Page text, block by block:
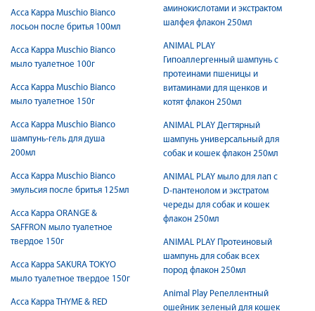
Acca Kappa Muschio Bianco
лосьон после бритья 100мл
Acca Kappa Muschio Bianco
мыло туалетное 100г
Acca Kappa Muschio Bianco
мыло туалетное 150г
Acca Kappa Muschio Bianco
шампунь-гель для душа
200мл
Acca Kappa Muschio Bianco
эмульсия после бритья 125мл
Acca Kappa ORANGE &
SAFFRON мыло туалетное
твердое 150г
Acca Kappa SAKURA TOKYO
мыло туалетное твердое 150г
Acca Kappa THYME & RED
аминокислотами и экстрактом
шалфея флакон 250мл
ANIMAL PLAY
Гипоаллергенный шампунь с
протеинами пшеницы и
витаминами для щенков и
котят флакон 250мл
ANIMAL PLAY Дегтярный
шампунь универсальный для
собак и кошек флакон 250мл
ANIMAL PLAY мыло для лап с
D-пантенолом и экстратом
череды для собак и кошек
флакон 250мл
ANIMAL PLAY Протеиновый
шампунь для собак всех
пород флакон 250мл
Animal Play Репеллентный
ошейник зеленый для кошек